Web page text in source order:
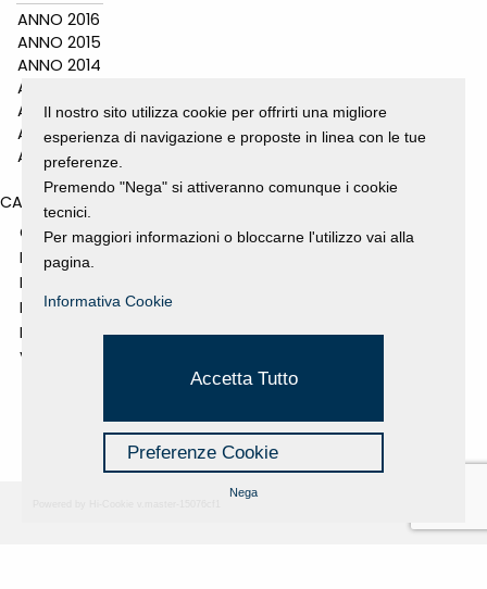
ANNO 2016
ANNO 2015
ANNO 2014
ANNO 2011
ANNO 2010
ANNO 2009
ANNO 2008
CATEGORIES
GALLERY
MOSTRE E EVENTI
NEWS
PROGETTI SOSTENUTI
RASSEGNA STAMPA
VIDEO
Il nostro sito utilizza cookie per offrirti una migliore
esperienza di navigazione e proposte in linea con le tue
preferenze.
Premendo "Nega" si attiveranno comunque i cookie
tecnici.
Per maggiori informazioni o bloccarne l'utilizzo vai alla
pagina.
Informativa Cookie
Accetta Tutto
Preferenze Cookie
Nega